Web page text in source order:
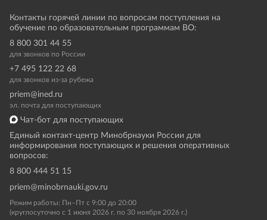
Контакты горячей линии по вопросам поступления на
обучение по образовательным программам ВО:
8 800 301 44 55
для звонков по России
+7 495 122 22 68
для звонков из-за рубежа
priem@ined.ru
эл. почта для поступающих
Чат-бот для поступающих
Единый контакт-центр Минобрнауки России для
информирования поступающих и решения оперативных
вопросов:
8 800 444 51 15
priem@minobrnauki.gov.ru
Режим работы: Пн–Пт с 9:00 до 20:00
(круглосуточно с 1 июня 2026 г. по 30 ноября 2026 г.)